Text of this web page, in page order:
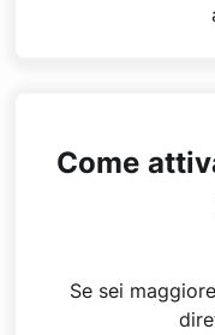
Come
Se sei